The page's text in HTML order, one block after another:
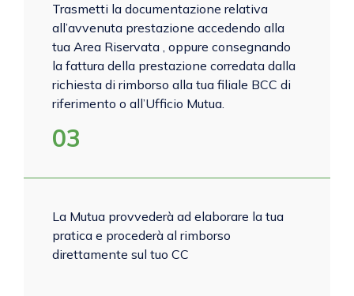
Trasmetti la documentazione relativa
all’avvenuta prestazione accedendo alla
tua Area Riservata , oppure consegnando
la fattura della prestazione corredata dalla
richiesta di rimborso alla tua filiale BCC di
riferimento o all’Ufficio Mutua.
03
La Mutua provvederà ad elaborare la tua
pratica e procederà al rimborso
direttamente sul tuo CC